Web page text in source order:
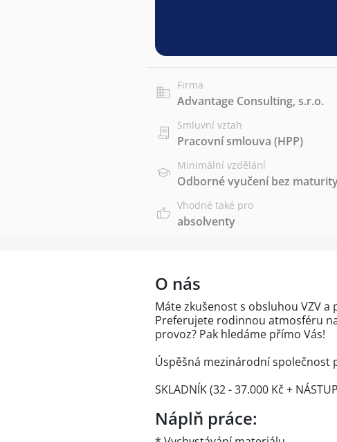
Firma
Advantage Consulting, s.r.o.
Smluvní vztah
Pracovní smlouva (HPP)
Minimální vzdělání
Odborné vyučení bez
Vhodné také pro
absolventy
O nás
Máte zkušenost s obsluhou VZV a
Preferujete rodinnou atmosféru
provoz? Pak hledáme přímo Vás!
Úspěšná mezinárodní společnost
SKLADNÍK (32 - 37.000 Kč +
Náplň práce: